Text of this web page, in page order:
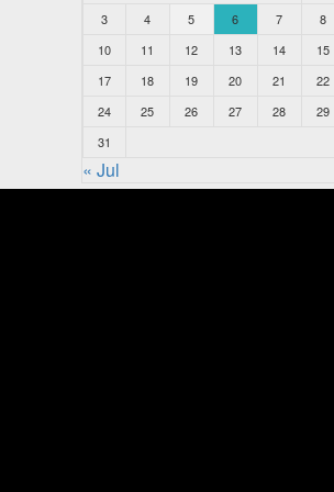
3
4 5 6 7 8
10
11 12 13 14 15
17
18 19 20 21 22
24
25 26 27 28 29
31
« Jul